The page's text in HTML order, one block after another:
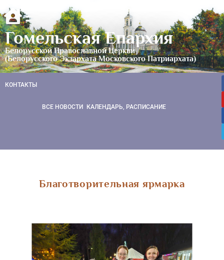
Гомельская Епархия
Белорусской Православной Церкви
(Белорусского Экзархата Московского Патриархата)
КОНТАКТЫ
ВСЕ НОВОСТИ КАЛЕНДАРЬ, РАСПИСАНИЕ
Благотворительная ярмарка